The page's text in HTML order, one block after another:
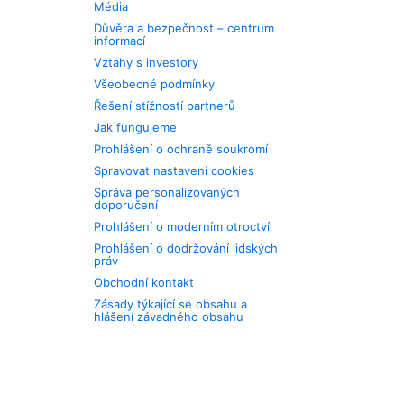
Média
Důvěra a bezpečnost – centrum
informací
Vztahy s investory
Všeobecné podmínky
Řešení stížností partnerů
Jak fungujeme
Prohlášení o ochraně soukromí
Spravovat nastavení cookies
Správa personalizovaných
doporučení
Prohlášení o moderním otroctví
Prohlášení o dodržování lidských
práv
Obchodní kontakt
Zásady týkající se obsahu a
hlášení závadného obsahu